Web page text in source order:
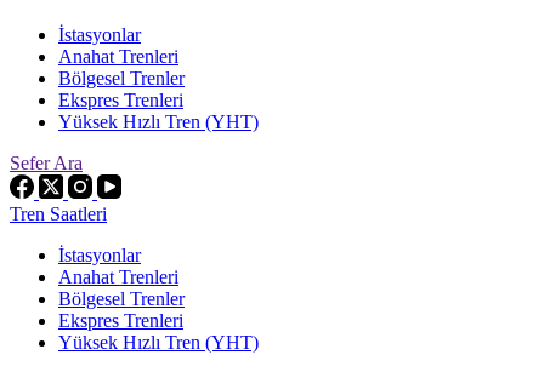
İstasyonlar
Anahat Trenleri
Bölgesel Trenler
Ekspres Trenleri
Yüksek Hızlı Tren (YHT)
Sefer Ara
Tren Saatleri
İstasyonlar
Anahat Trenleri
Bölgesel Trenler
Ekspres Trenleri
Yüksek Hızlı Tren (YHT)